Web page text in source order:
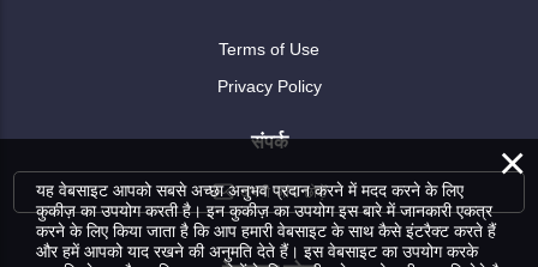
Terms of Use
Privacy Policy
संपर्क
अपनी जांच छोड़ें
×
यह वेबसाइट आपको सबसे अच्छा अनुभव प्रदान करने में मदद करने के लिए
कुकीज़ का उपयोग करती है। इन कुकीज़ का उपयोग इस बारे में जानकारी एकत्र
करने के लिए किया जाता है कि आप हमारी वेबसाइट के साथ कैसे इंटरैक्ट करते हैं
और हमें आपको याद रखने की अनुमति देते हैं। इस वेबसाइट का उपयोग करके